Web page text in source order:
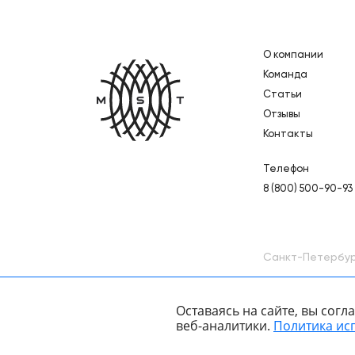
О компании
Команда
Статьи
Отзывы
Контакты
Телефон
8 (800) 500-90-93
Санкт-
Политика конфиденциальности Карта подборок
Оставаясь на сайте, вы
веб-аналитики. Политика